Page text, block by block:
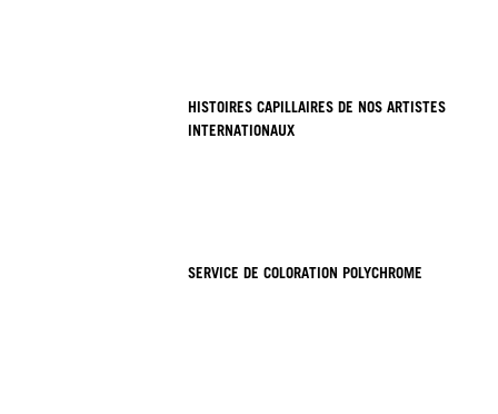
HISTOIRES CAPILLAIRES DE NOS ARTISTES
INTERNATIONAUX
SERVICE DE COLORATION POLYCHROME